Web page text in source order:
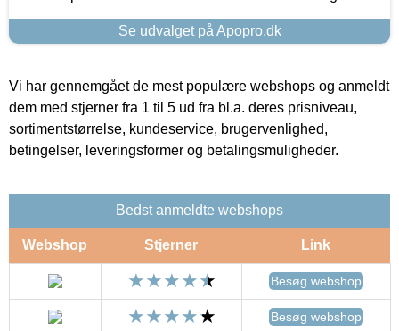
Se udvalget på Apopro.dk
Vi har gennemgået de mest populære webshops og anmeldt
dem med stjerner fra 1 til 5 ud fra bl.a. deres prisniveau,
sortimentstørrelse, kundeservice, brugervenlighed,
betingelser, leveringsformer og betalingsmuligheder.
Bedst anmeldte webshops
Webshop Stjerner Link
Besøg webshop
Besøg webshop